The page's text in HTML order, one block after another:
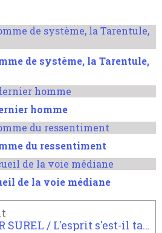
de système, la Tarentule,
homme
du ressentiment
de la voie médiane
LETTRE A OLIVIER SUREL / L'esprit s'est-il tant avachi que cela